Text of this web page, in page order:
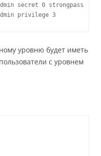
secret 0 strongpass
privilege 3
уровню будет иметь
с уровнем